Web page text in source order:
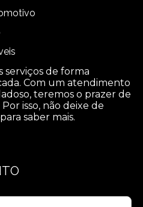
serviços de forma
Com um atendimento
teremos o prazer de
isso, não deixe de
saber mais.